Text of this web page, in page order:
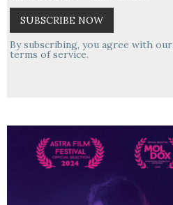
By subscribing, you agree with our
terms of service.